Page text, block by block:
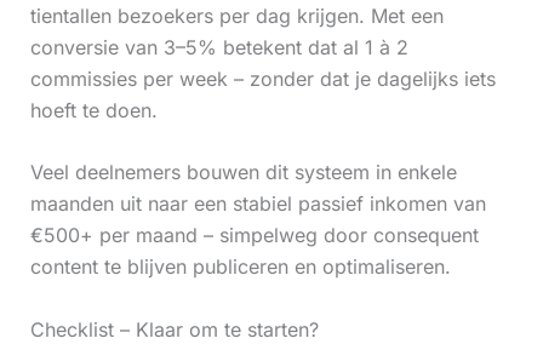
tientallen bezoekers per dag krijgen. Met een
conversie van 3–5% betekent dat al 1 à 2
commissies per week – zonder dat je dagelijks iets
hoeft te doen.
Veel deelnemers bouwen dit systeem in enkele
maanden uit naar een stabiel passief inkomen van
€500+ per maand – simpelweg door consequent
content te blijven publiceren en optimaliseren.
Checklist – Klaar om te starten?